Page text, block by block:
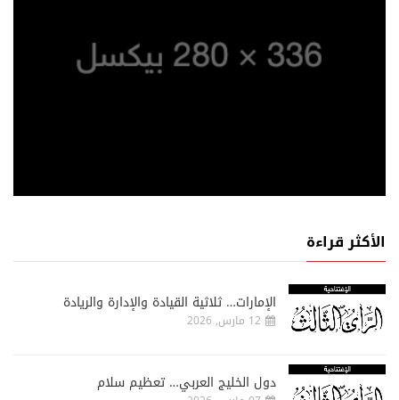
الأكثر قراءة
الإمارات… ثلاثية القيادة والإدارة والريادة
12 مارس, 2026
دول الخليج العربي… تعظيم سلام